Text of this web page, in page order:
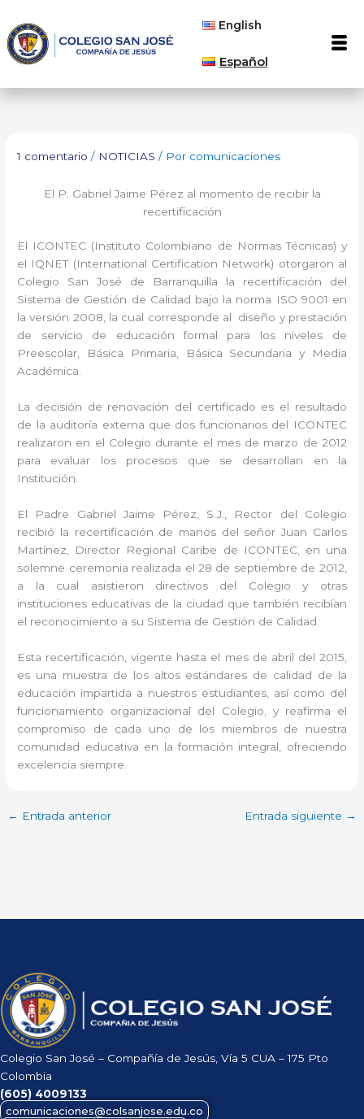
contenido
English
Español
1 comentario / NOTICIAS / Por comunicaciones
El P. Gabriel Jaime Pérez al momento de recibir la
recertificación
El ICONTEC (Instituto Colombiano de Normas Técnicas) y
el IQNET (International Certification Network) otorgaron al
Colegio San José de Barranquilla la recertificación del
Sistema de Gestión de Calidad bajo la norma ISO 9001 en
la versión 2008, la cual corresponde al diseño y prestación
de servicio de educación formal para los niveles de
Preescolar, Básica Primaria, Básica Secundaria y Media
Académica.
La decisión de renovación del certificado es el resultado
de la auditoría externa que dos funcionarios del ICONTEC
realizaron en el Colegio durante el mes de marzo de 2012
para evaluar los procesos que se desarrollan en la
Institución.
El Padre Gabriel Jaime Pérez, S.J., Rector del Colegio
recibió la recertificación de manos del señor Juan Carlos
Martínez, Director Regional Caribe de ICONTEC, en una
solemne ceremonia realizada el 28 de septiembre de 2012,
a la cual asistieron directivos del Colegio y otras
instituciones educativas de la ciudad que también recibían
el reconocimiento a su Sistema de Gestión de Calidad.
Esta recertificación, vigente hasta el mes de abril del 2015,
es una muestra de los altos estándares de calidad de la
educación impartida a nuestros estudiantes, así como del
funcionamiento organizacional del Colegio, y reafirma el
compromiso de cada uno de los miembros de nuestra
comunidad educativa en la formación integral, ofreciendo
excelencia siempre.
← Entrada anterior Entrada siguiente →
Colegio San José – Compañía de Jesús, Vía 5 CUA – 175 Pto
Colombia
(605) 4009133
comunicaciones@colsanjose.edu.co